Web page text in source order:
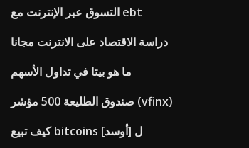
التسوق عبر الإنترنت مع ebt
دراسة الاقتصاد على الانترنت مجانا
ما هو بيتا في تداول الأسهم
صندوق الطليعة 500 مؤشر (vfinx)
كيف تبيع bitcoins ل [أوسد]